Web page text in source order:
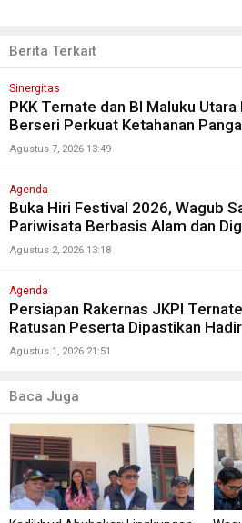
Berita Terkait
Sinergitas
PKK Ternate dan BI Maluku
Berseri Perkuat Ketahanan
Agustus 7, 2026 13:49
Agenda
Buka Hiri Festival 2026, Wagub
Pariwisata Berbasis Alam dan
Agustus 2, 2026 13:18
Agenda
Persiapan Rakernas JKPI
Ratusan Peserta Dipastikan Hadir
Agustus 1, 2026 21:51
Baca Juga